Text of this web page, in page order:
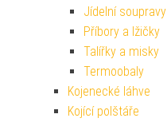
Jídelní soupravy
Příbory a lžičky
Talířky a misky
Termoobaly
Kojenecké láhve
Kojící polštáře